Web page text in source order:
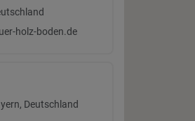
holz-boden.de
Deutschland